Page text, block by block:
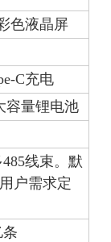
色液晶屏
C充电
容量锂电池
线束。默
户需求定
条